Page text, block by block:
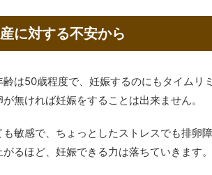
に対する不安から
は50歳程度で、妊娠するのにもタイムリ
無ければ妊娠をすることは出来ません。
敏感で、ちょっとしたストレスでも排卵
るほど、妊娠できる力は落ちていきます。